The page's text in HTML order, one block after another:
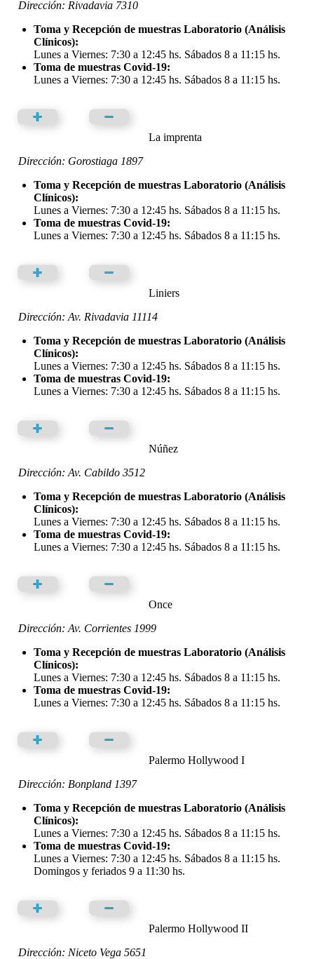
Dirección: Rivadavia 7310
Toma y Recepción de muestras Laboratorio (Análisis
Clínicos):
Lunes a Viernes: 7:30 a 12:45 hs. Sábados 8 a 11:15 hs.
Toma de muestras Covid-19:
Lunes a Viernes: 7:30 a 12:45 hs. Sábados 8 a 11:15 hs.
La imprenta
Dirección: Gorostiaga 1897
Toma y Recepción de muestras Laboratorio (Análisis
Clínicos):
Lunes a Viernes: 7:30 a 12:45 hs. Sábados 8 a 11:15 hs.
Toma de muestras Covid-19:
Lunes a Viernes: 7:30 a 12:45 hs. Sábados 8 a 11:15 hs.
Liniers
Dirección: Av. Rivadavia 11114
Toma y Recepción de muestras Laboratorio (Análisis
Clínicos):
Lunes a Viernes: 7:30 a 12:45 hs. Sábados 8 a 11:15 hs.
Toma de muestras Covid-19:
Lunes a Viernes: 7:30 a 12:45 hs. Sábados 8 a 11:15 hs.
Núñez
Dirección: Av. Cabildo 3512
Toma y Recepción de muestras Laboratorio (Análisis
Clínicos):
Lunes a Viernes: 7:30 a 12:45 hs. Sábados 8 a 11:15 hs.
Toma de muestras Covid-19:
Lunes a Viernes: 7:30 a 12:45 hs. Sábados 8 a 11:15 hs.
Once
Dirección: Av. Corrientes 1999
Toma y Recepción de muestras Laboratorio (Análisis
Clínicos):
Lunes a Viernes: 7:30 a 12:45 hs. Sábados 8 a 11:15 hs.
Toma de muestras Covid-19:
Lunes a Viernes: 7:30 a 12:45 hs. Sábados 8 a 11:15 hs.
Palermo Hollywood I
Dirección: Bonpland 1397
Toma y Recepción de muestras Laboratorio (Análisis
Clínicos):
Lunes a Viernes: 7:30 a 12:45 hs. Sábados 8 a 11:15 hs.
Toma de muestras Covid-19:
Lunes a Viernes: 7:30 a 12:45 hs. Sábados 8 a 11:15 hs.
Domingos y feriados 9 a 11:30 hs.
Palermo Hollywood II
Dirección: Niceto Vega 5651